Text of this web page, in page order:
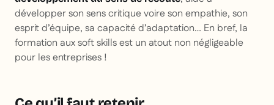
développer son sens critique voire son empathie, son
esprit d’équipe, sa capacité d’adaptation… En bref, la
formation aux soft skills est un atout non négligeable
pour les entreprises !